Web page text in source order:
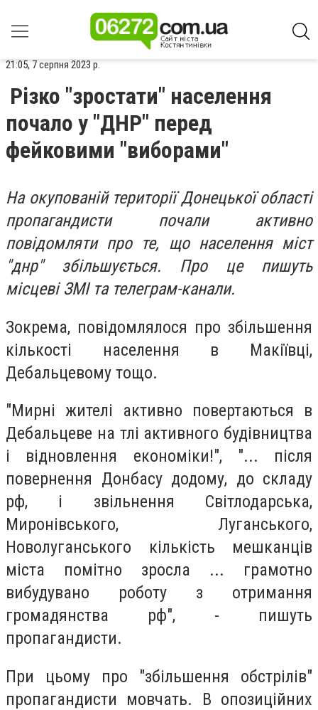
21:05, 7 серпня 2023 р.
Різко "зростати" населення
почало у "ДНР" перед
фейковими "виборами"
На окупованій території Донецької області
пропагандисти почали активно
повідомляти про те, що населення міст
"днр" збільшується. Про це пишуть
місцеві ЗМІ та телеграм-канали.
Зокрема, повідомлялося про збільшення
кількості населення в Макіївці,
Дебальцевому тощо.
"Мирні жителі активно повертаються в
Дебальцеве на тлі активного будівництва
і відновлення економіки!", "... після
повернення Донбасу додому, до складу
рф, і звільнення Світлодарська,
Миронівського, Луганського,
Новолуганського кількість мешканців
міста помітно зросла ... грамотно
вибудувано роботу з отримання
громадянства рф", - пишуть
пропагандисти.
При цьому про "збільшення обстрілів"
пропагандисти мовчать. В опозиційних